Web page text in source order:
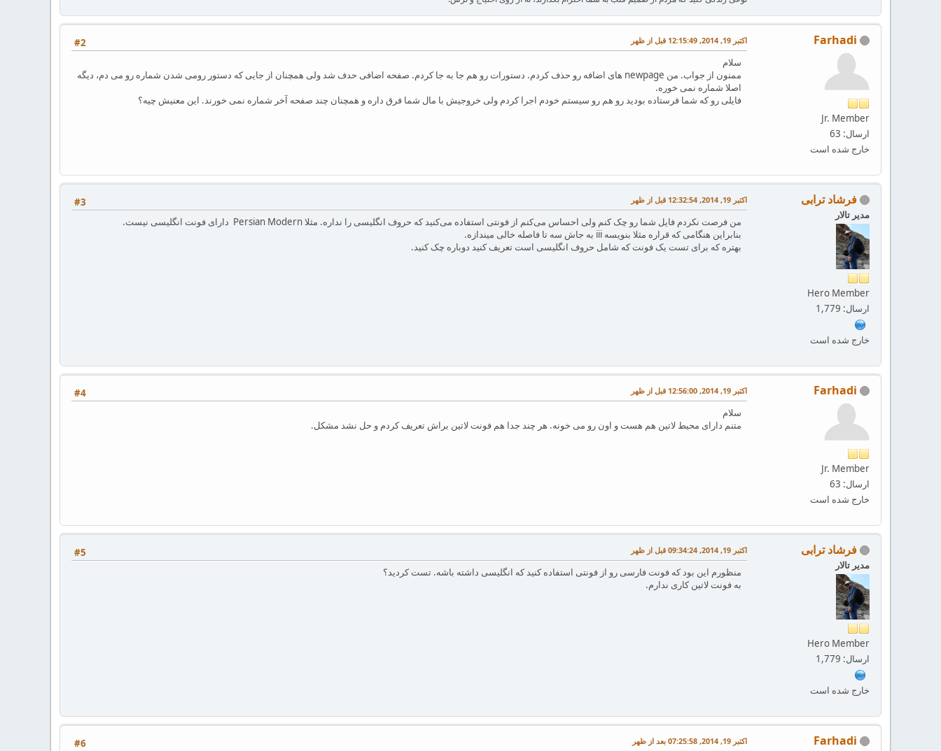
Farhadi
Jr. Member
ارسال: 63
خارج شده است
#2 اکتبر 19, 2014, 12:15:49 قبل از ظهر
سلام
ممنون از جواب. من newpage های اضافه رو حذف کردم. دستورات رو هم جا به جا کردم. صفحه اضافی حدف شد ولی همچنان از جایی که دستور رومی شدن شماره رو می دم، دیگه
اصلا شماره نمی خوره.
فایلی رو که شما فرستاده بودید رو هم رو سیستم خودم اجرا کردم ولی خروجیش با مال شما فرق داره و همچنان چند صفحه آخر شماره نمی خورند. این معنیش چیه؟
فرشاد ترابی
مدیر تالار
Hero Member
ارسال: 1,779
خارج شده است
#3 اکتبر 19, 2014, 12:32:54 قبل از ظهر
من فرصت نکردم فایل شما رو چک کنم ولی احساس می‌کنم از فونتی استفاده می‌کنید که حروف انگلیسی را نداره. مثلا Persian Modern دارای فونت انگلیسی نیست.
بنابراین هنگامی که قراره مثلا بنویسه iii به جاش سه تا فاصله خالی میندازه.
بهتره که برای تست یک فونت که شامل حروف انگلیسی است تعریف کنید دوباره چک کنید.
Farhadi
Jr. Member
ارسال: 63
خارج شده است
#4 اکتبر 19, 2014, 12:56:00 قبل از ظهر
سلام
متنم دارای محیط لاتین هم هست و اون رو می خونه. هر چند جدا هم فونت لاتین براش تعریف کردم و حل نشد مشکل.
فرشاد ترابی
مدیر تالار
Hero Member
ارسال: 1,779
خارج شده است
#5 اکتبر 19, 2014, 09:34:24 قبل از ظهر
منظورم این بود که فونت فارسی رو از فونتی استفاده کنید که انگلیسی داشته باشه. تست کردید؟
به فونت لاتین کاری ندارم.
Farhadi
#6 اکتبر 19, 2014, 07:25:58 بعد از ظهر